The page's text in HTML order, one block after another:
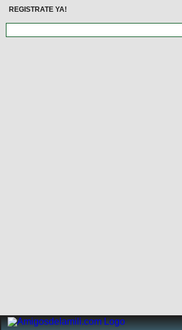
REGISTRATE YA!